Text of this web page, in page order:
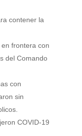
contener la
frontera con
del Comando
con
sin
COVID-19